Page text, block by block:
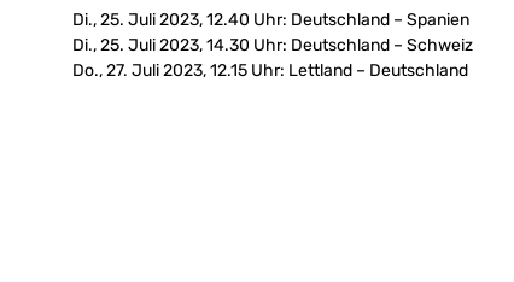
Di., 25. Juli 2023, 12.40 Uhr: Deutschland – Spanien
Di., 25. Juli 2023, 14.30 Uhr: Deutschland – Schweiz
Do., 27. Juli 2023, 12.15 Uhr: Lettland – Deutschland